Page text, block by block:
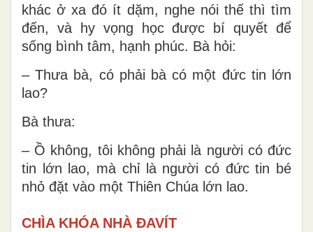
khác ở xa đó ít dặm, nghe nói thế thì tìm
đến, và hy vọng học được bí quyết để
sống bình tâm, hạnh phúc. Bà hỏi:
– Thưa bà, có phải bà có một đức tin lớn
lao?
Bà thưa:
– Ồ không, tôi không phải là người có đức
tin lớn lao, mà chỉ là người có đức tin bé
nhỏ đặt vào một Thiên Chúa lớn lao.
CHÌA KHÓA NHÀ ĐAVÍT